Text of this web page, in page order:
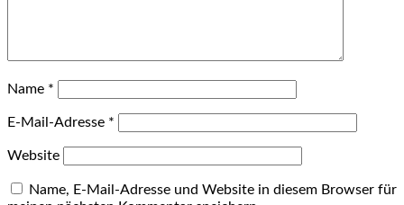
Name *
E-Mail-Adresse *
Website
Name, E-Mail-Adresse und Website in diesem Browser für